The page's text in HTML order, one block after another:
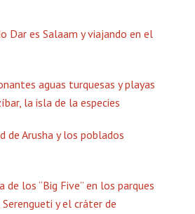
Dar es Salaam y viajando en el
aguas turquesas y playas
la isla de la especies
de Arusha y los poblados
de los “Big Five” en los parques
y el cráter de